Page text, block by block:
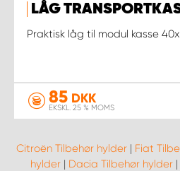
LÅG
Praktisk låg til modul kasse
85 DKK
EKSKL. 25 % MOMS
Citroën Tilbehør hylder| Fiat
hylder| Dacia Tilbehør hylder|